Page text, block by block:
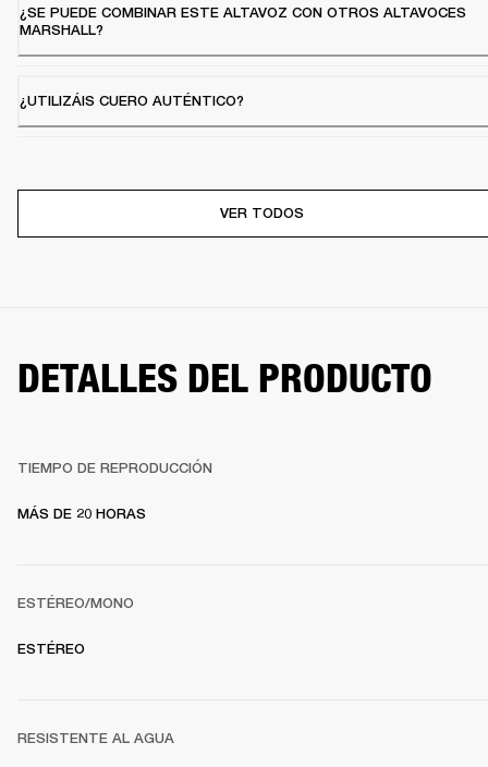
¿SE PUEDE COMBINAR ESTE ALTAVOZ CON OTROS ALTAVOCES
MARSHALL?
¿UTILIZÁIS CUERO AUTÉNTICO?
VER TODOS
DETALLES DEL PRODUCTO
TIEMPO DE REPRODUCCIÓN
MÁS DE 20 HORAS
ESTÉREO/MONO
ESTÉREO
RESISTENTE AL AGUA